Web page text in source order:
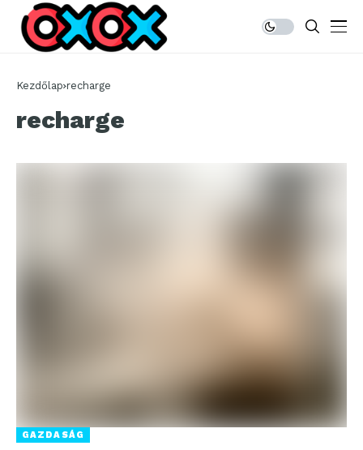
Kezdőlap recharge
recharge
GAZDASÁG